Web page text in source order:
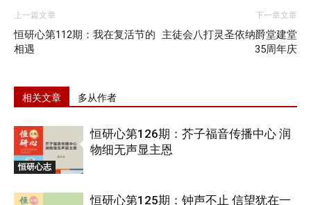
上一篇文章
恒研心第112期：我在复活节的
相遇
下一章文章
主徒会八打灵圣依纳爵堂建堂
35周年庆
相关文章 多从作者
恒研心志
恒研心第126期：芥子福音传播中心 润
物细无声显主恩
恒研心第125期：钟声不止 信望犹在一